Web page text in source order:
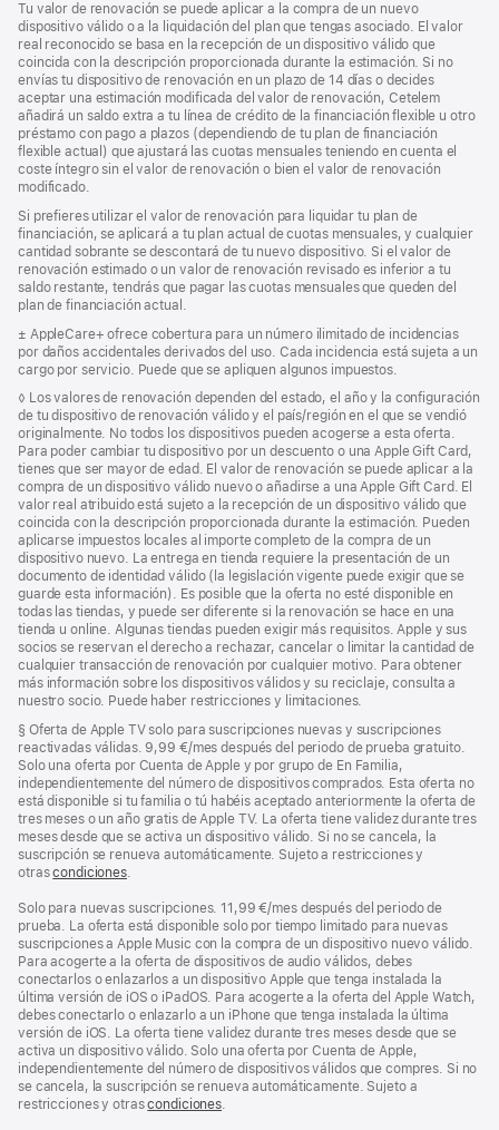
Tu valor de renovación se puede aplicar a la compra de un nuevo
dispositivo válido o a la liquidación del plan que tengas asociado. El valor
real reconocido se basa en la recepción de un dispositivo válido que
coincida con la descripción proporcionada durante la estimación. Si no
envías tu dispositivo de renovación en un plazo de 14 días o decides
aceptar una estimación modificada del valor de renovación, Cetelem
añadirá un saldo extra a tu línea de crédito de la financiación flexible u otro
préstamo con pago a plazos (dependiendo de tu plan de financiación
flexible actual) que ajustará las cuotas mensuales teniendo en cuenta el
coste íntegro sin el valor de renovación o bien el valor de renovación
modificado.
Si prefieres utilizar el valor de renovación para liquidar tu plan de
financiación, se aplicará a tu plan actual de cuotas mensuales, y cualquier
cantidad sobrante se descontará de tu nuevo dispositivo. Si el valor de
renovación estimado o un valor de renovación revisado es inferior a tu
saldo restante, tendrás que pagar las cuotas mensuales que queden del
plan de financiación actual.
Nota
a
pie
página
± AppleCare+ ofrece cobertura para un número ilimitado de incidencias
por daños accidentales derivados del uso. Cada incidencia está sujeta a un
cargo por servicio. Puede que se apliquen algunos impuestos.
Nota
a
pie
de
página
◊ Los valores de renovación dependen del estado, el año y la configuración
de tu dispositivo de renovación válido y el país/región en el que se vendió
originalmente. No todos los dispositivos pueden acogerse a esta oferta.
Para poder cambiar tu dispositivo por un descuento o una Apple Gift Card,
tienes que ser mayor de edad. El valor de renovación se puede aplicar a la
compra de un dispositivo válido nuevo o añadirse a una Apple Gift Card. El
valor real atribuido está sujeto a la recepción de un dispositivo válido que
coincida con la descripción proporcionada durante la estimación. Pueden
aplicarse impuestos locales al importe completo de la compra de un
dispositivo nuevo. La entrega en tienda requiere la presentación de un
documento de identidad válido (la legislación vigente puede exigir que se
guarde esta información). Es posible que la oferta no esté disponible en
todas las tiendas, y puede ser diferente si la renovación se hace en una
tienda u online. Algunas tiendas pueden exigir más requisitos. Apple y sus
socios se reservan el derecho a rechazar, cancelar o limitar la cantidad de
cualquier transacción de renovación por cualquier motivo. Para obtener
más información sobre los dispositivos válidos y su reciclaje, consulta a
nuestro socio. Puede haber restricciones y limitaciones.
Nota
a
pie
de
página
§ Oferta de Apple TV solo para suscripciones nuevas y suscripciones
reactivadas válidas. 9,99 €/mes después del periodo de prueba gratuito.
Solo una oferta por Cuenta de Apple y por grupo de En Familia,
independientemente del número de dispositivos comprados. Esta oferta no
está disponible si tu familia o tú habéis aceptado anteriormente la oferta de
tres meses o un año gratis de Apple TV. La oferta tiene validez durante tres
meses desde que se activa un dispositivo válido. Si no se cancela, la
suscripción se renueva automáticamente. Sujeto a restricciones y
otrascondiciones.
Solo para nuevas suscripciones. 11,99 €/mes después del periodo de
prueba. La oferta está disponible solo por tiempo limitado para nuevas
suscripciones a Apple Music con la compra de un dispositivo nuevo válido.
Para acogerte a la oferta de dispositivos de audio válidos, debes
conectarlos o enlazarlos a un dispositivo Apple que tenga instalada la
última versión de iOS o iPadOS. Para acogerte a la oferta del Apple Watch,
debes conectarlo o enlazarlo a un iPhone que tenga instalada la última
versión de iOS. La oferta tiene validez durante tres meses desde que se
activa un dispositivo válido. Solo una oferta por Cuenta de Apple,
independientemente del número de dispositivos válidos que compres. Si no
se cancela, la suscripción se renueva automáticamente. Sujeto a
restricciones y otrascondiciones